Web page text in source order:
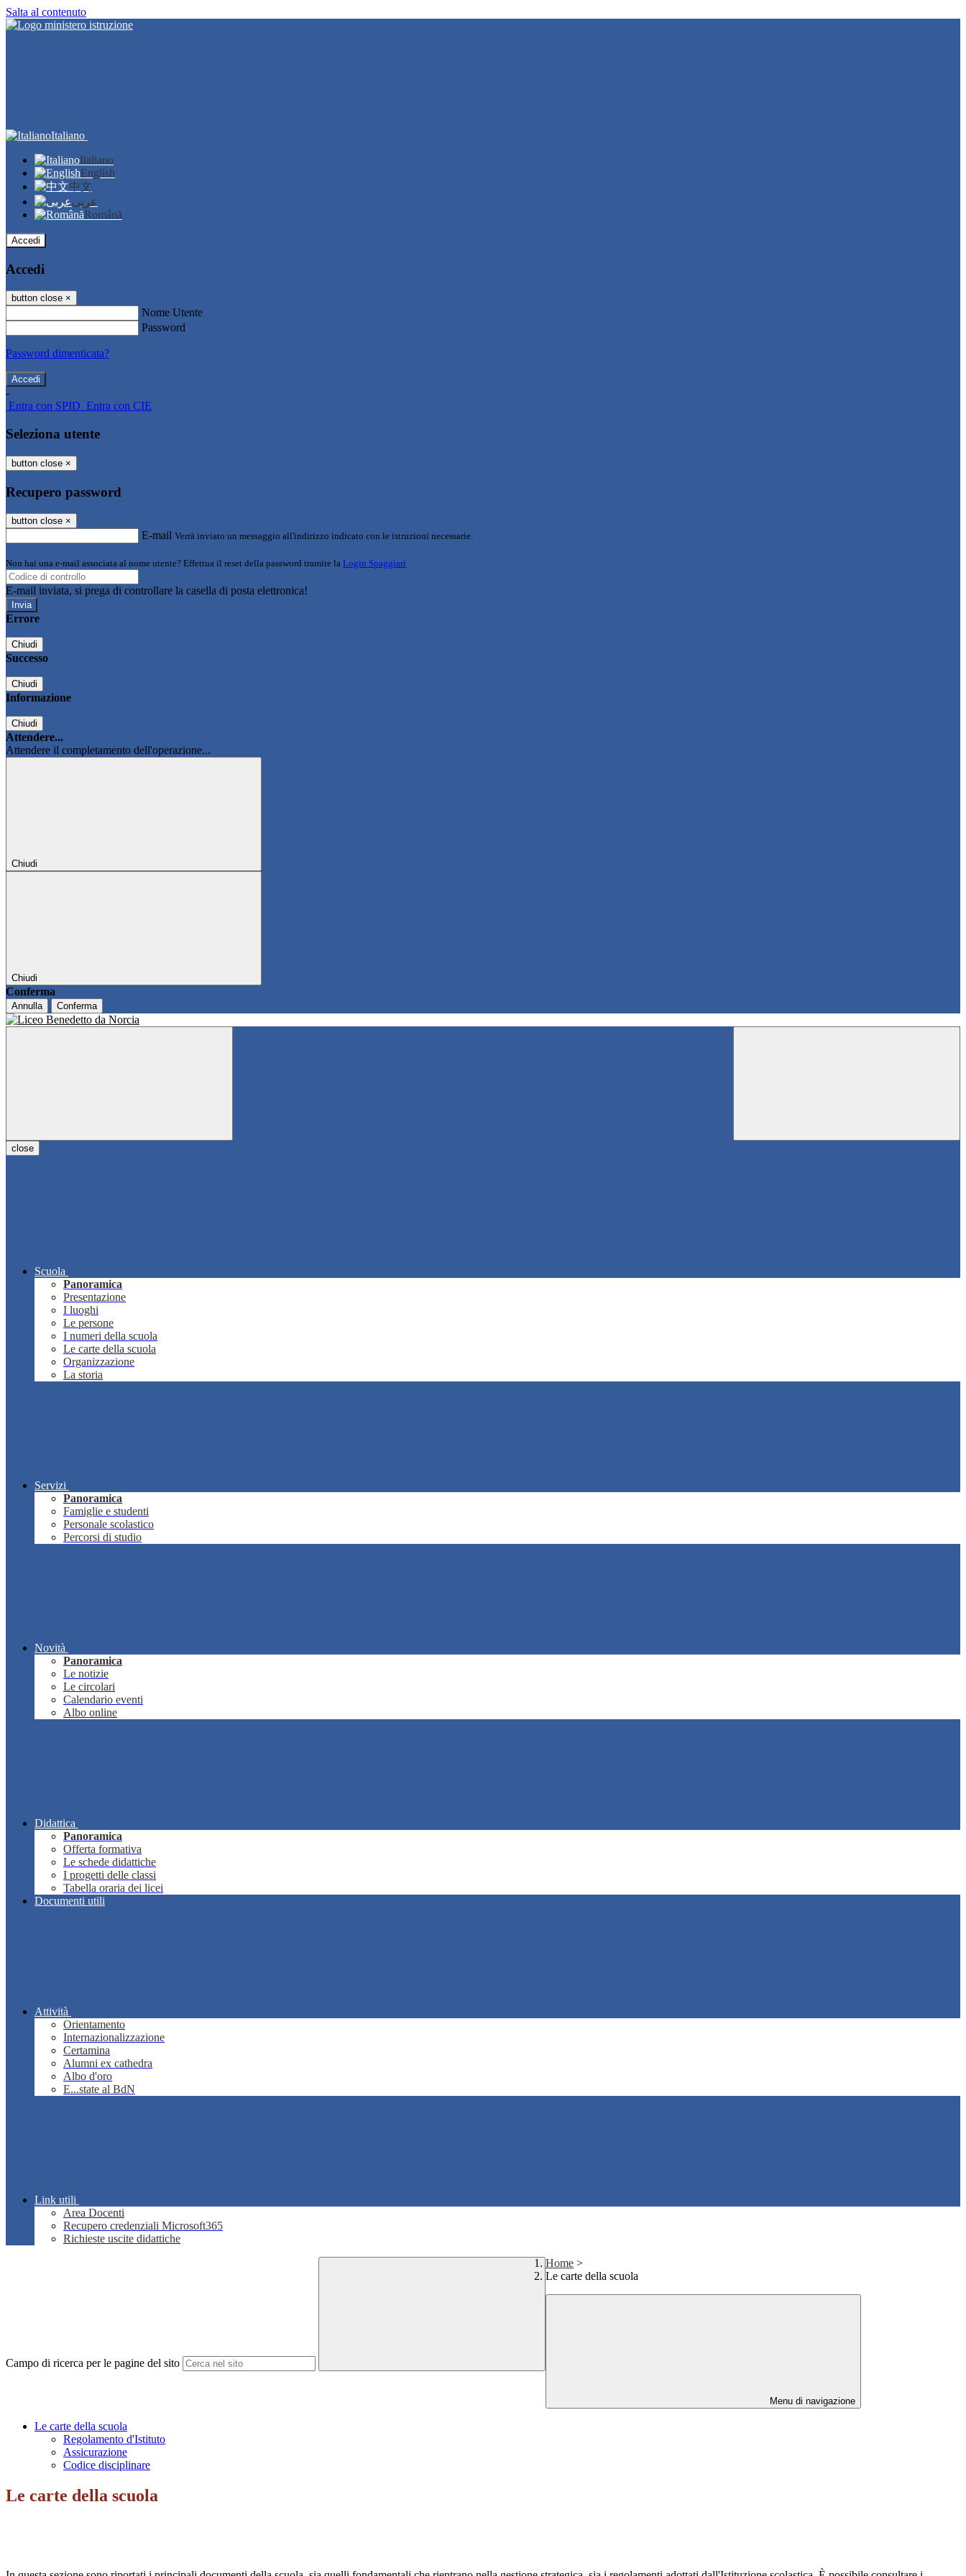
Salta al contenuto
Italiano
Italiano
English
中文
عربى
Română
Accedi
Accedi
button close ×
Nome Utente
Password
Password dimenticata?
-
Entra con SPID Entra con CIE
Seleziona utente
button close ×
Recupero password
button close ×
E-mail Verrà inviato un messaggio all'indirizzo indicato con le istruzioni necessarie.
Non hai una e-mail associata al nome utente? Effettua il reset della password tramite la Login Spaggiari
E-mail inviata, si prega di controllare la casella di posta elettronica!
Errore
Chiudi
Successo
Chiudi
Informazione
Chiudi
Attendere...
Attendere il completamento dell'operazione...
Chiudi
Chiudi
Conferma
Annulla Conferma
close
Scuola
Panoramica
Presentazione
I luoghi
Le persone
I numeri della scuola
Le carte della scuola
Organizzazione
La storia
Servizi
Panoramica
Famiglie e studenti
Personale scolastico
Percorsi di studio
Novità
Panoramica
Le notizie
Le circolari
Calendario eventi
Albo online
Didattica
Panoramica
Offerta formativa
Le schede didattiche
I progetti delle classi
Tabella oraria dei licei
Documenti utili
Attività
Orientamento
Internazionalizzazione
Certamina
Alumni ex cathedra
Albo d'oro
E...state al BdN
Link utili
Area Docenti
Recupero credenziali Microsoft365
Richieste uscite didattiche
Campo di ricerca per le pagine del sito
Home >
Le carte della scuola
Menu di navigazione
Le carte della scuola
Regolamento d'Istituto
Assicurazione
Codice disciplinare
Le carte della scuola